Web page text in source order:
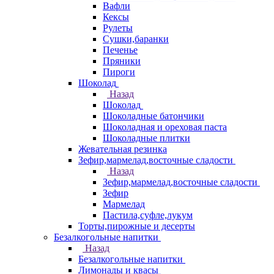
Вафли
Кексы
Рулеты
Сушки,баранки
Печенье
Пряники
Пироги
Шоколад
Назад
Шоколад
Шоколадные батончики
Шоколадная и ореховая паста
Шоколадные плитки
Жевательная резинка
Зефир,мармелад,восточные сладости
Назад
Зефир,мармелад,восточные сладости
Зефир
Мармелад
Пастила,суфле,лукум
Торты,пирожные и десерты
Безалкогольные напитки
Назад
Безалкогольные напитки
Лимонады и квасы